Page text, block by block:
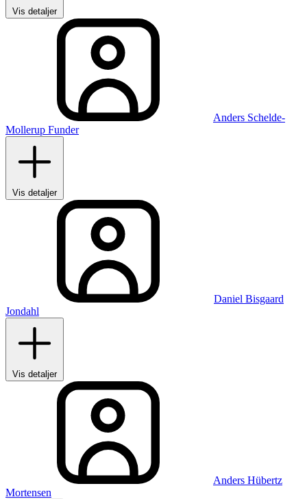
Vis detaljer
Anders Schelde-
Mollerup Funder
Vis detaljer
Daniel Bisgaard
Jondahl
Vis detaljer
Anders Hübertz
Mortensen